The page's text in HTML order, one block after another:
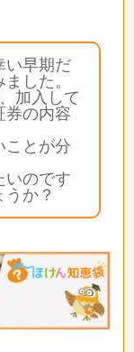
い早期だ
した。
加入して
券の内容
ことが分
いのです
か？